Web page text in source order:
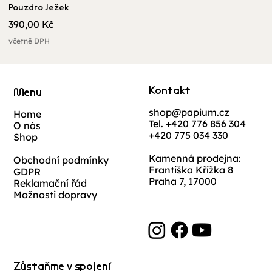
Pouzdro Ježek
Cena
390,00 Kč
včetně DPH
Kontakt
shop@papium.cz
Tel. +420 776 856 304
+420 775 034 330
Kamenná prodejna:
Františka Křížka 8
Praha 7, 17000
Menu
Home
O nás
Shop
Obchodní podmínky
GDPR
Reklamační řád
Možnosti dopravy
Zůstaňme v spojení